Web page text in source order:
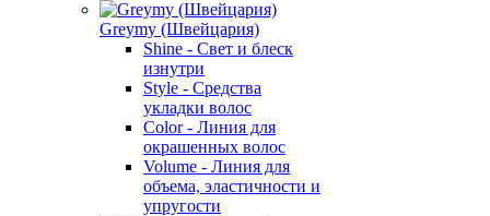
Greymy (Швейцария)
Shine - Свет и блеск
изнутри
Style - Средства
укладки волос
Color - Линия для
окрашенных волос
Volume - Линия для
объема, эластичности и
упругости